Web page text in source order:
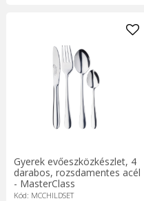
Gyerek evőeszközkészlet, 4
darabos, rozsdamentes acél
- MasterClass
Kód: MCCHILDSET